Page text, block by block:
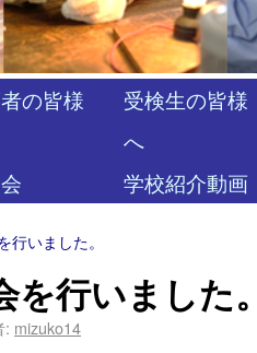
の皆様
受検生の皆様
へ
学校紹介動画
いました。
を行いました
: mizuko14